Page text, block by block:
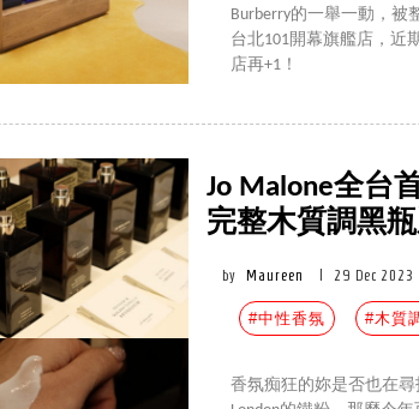
Burberry的一舉一動，被
台北101開幕旗艦店，近
店再+1！
Jo Malone全台
完整木質調黑
by Maureen 29 Dec 2023
#中性香氛 #木質
香氛痴狂的妳是否也在